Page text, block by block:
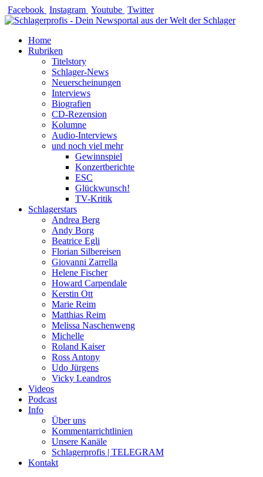
Zum
Inhalt
Facebook Instagram Youtube Twitter
Home
Rubriken
Titelstory
Schlager-News
Neuerscheinungen
Interviews
Biografien
CD-Rezension
Kolumne
Audio-Interviews
und noch viel mehr
Gewinnspiel
Konzertberichte
ESC
Glückwunsch!
TV-Kritik
Schlagerstars
Andrea Berg
Andy Borg
Beatrice Egli
Florian Silbereisen
Giovanni Zarrella
Helene Fischer
Howard Carpendale
Kerstin Ott
Marie Reim
Matthias Reim
Melissa Naschenweng
Michelle
Roland Kaiser
Ross Antony
Udo Jürgens
Vicky Leandros
Videos
Podcast
Info
Über uns
Kommentarrichtlinien
Unsere Kanäle
Schlagerprofis | TELEGRAM
Kontakt